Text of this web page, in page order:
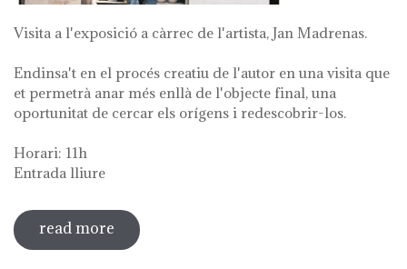
Visita a l'exposició a càrrec de l'artista, Jan Madrenas.
Endinsa't en el procés creatiu de l'autor en una visita que
et permetrà anar més enllà de l'objecte final, una
oportunitat de cercar els orígens i redescobrir-los.
Horari: 11h
Entrada lliure
read more sobre visita guiada a l'exposició 'anar a
la font'